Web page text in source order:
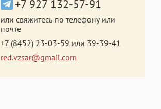
+7 927 132-57-91
или свяжитесь по телефону или
почте
+7 (8452) 23-03-59 или 39-39-41
red.vzsar@gmail.com